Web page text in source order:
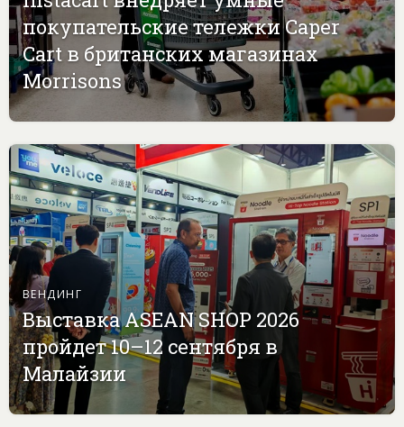
покупательские тележки Caper
Cart в британских магазинах
Morrisons
ВЕНДИНГ
Выставка ASEAN SHOP 2026
пройдет 10–12 сентября в
Малайзии